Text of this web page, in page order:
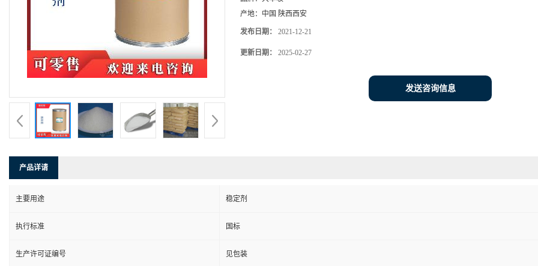
产地： 中国 陕西西安
发布日期： 2021-12-21
更新日期： 2025-02-27
发送咨询信息
产品详请
主要用途 稳定剂
执行标准 国标
生产许可证编号 见包装